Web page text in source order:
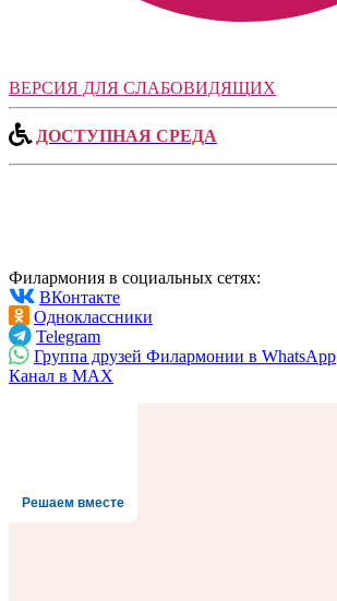
ВЕРСИЯ ДЛЯ СЛАБОВИДЯЩИХ
ДОСТУПНАЯ СРЕДА
Филармония в социальных сетях:
ВКонтакте
Одноклассники
Telegram
Группа друзей Филармонии в WhatsApp
Канал в MAX
Решаем вместе